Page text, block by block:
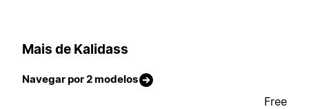
Mais de Kalidass
Navegar por 2 modelos
Free